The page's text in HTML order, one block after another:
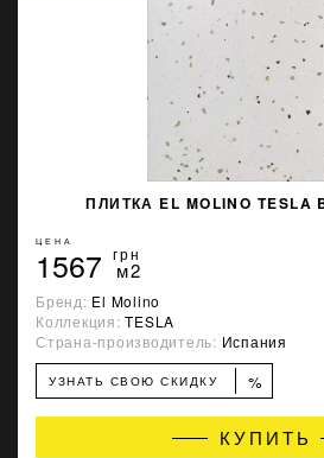
ПЛИТКА EL MOLINO TESLA
ЦЕНА
1567 грн
м2
Бренд: El Molino
Коллекция:TESLA
Страна-производитель: Испания
УЗНАТЬ СВОЮ СКИДКУ %
КУПИТЬ